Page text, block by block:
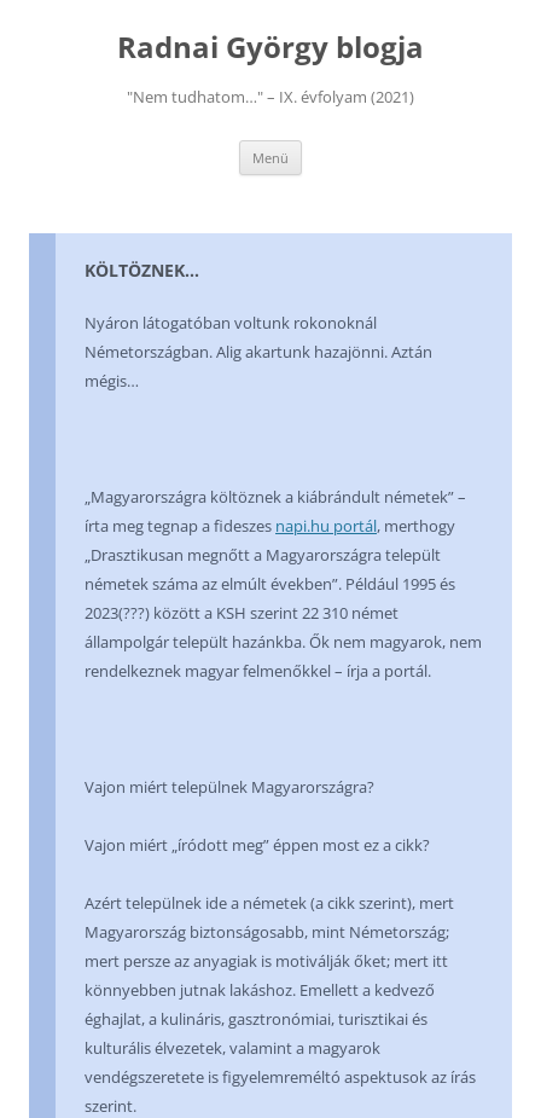
Radnai György blogja
"Nem tudhatom…" – IX. évfolyam (2021)
Menü
KÖLTÖZNEK…
Nyáron látogatóban voltunk rokonoknál
Németországban. Alig akartunk hazajönni. Aztán
mégis…
„Magyarországra költöznek a kiábrándult németek” –
írta meg tegnap a fideszes napi.hu portál, merthogy
„Drasztikusan megnőtt a Magyarországra települt
németek száma az elmúlt években”. Például 1995 és
2023(???) között a KSH szerint 22 310 német
állampolgár települt hazánkba. Ők nem magyarok, nem
rendelkeznek magyar felmenőkkel – írja a portál.
Vajon miért települnek Magyarországra?
Vajon miért „íródott meg” éppen most ez a cikk?
Azért települnek ide a németek (a cikk szerint), mert
Magyarország biztonságosabb, mint Németország;
mert persze az anyagiak is motiválják őket; mert itt
könnyebben jutnak lakáshoz. Emellett a kedvező
éghajlat, a kulináris, gasztronómiai, turisztikai és
kulturális élvezetek, valamint a magyarok
vendégszeretete is figyelemreméltó aspektusok az írás
szerint.